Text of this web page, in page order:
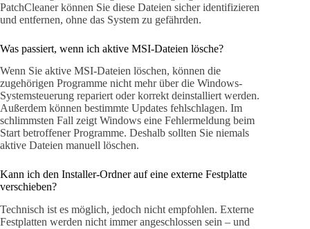
PatchCleaner können Sie diese Dateien sicher identifizieren
und entfernen, ohne das System zu gefährden.
Was passiert, wenn ich aktive MSI-Dateien lösche?
Wenn Sie aktive MSI-Dateien löschen, können die
zugehörigen Programme nicht mehr über die Windows-
Systemsteuerung repariert oder korrekt deinstalliert werden.
Außerdem können bestimmte Updates fehlschlagen. Im
schlimmsten Fall zeigt Windows eine Fehlermeldung beim
Start betroffener Programme. Deshalb sollten Sie niemals
aktive Dateien manuell löschen.
Kann ich den Installer-Ordner auf eine externe Festplatte
verschieben?
Technisch ist es möglich, jedoch nicht empfohlen. Externe
Festplatten werden nicht immer angeschlossen sein – und